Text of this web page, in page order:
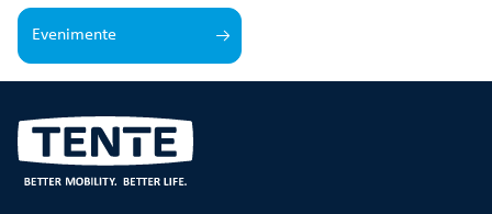
Evenimente